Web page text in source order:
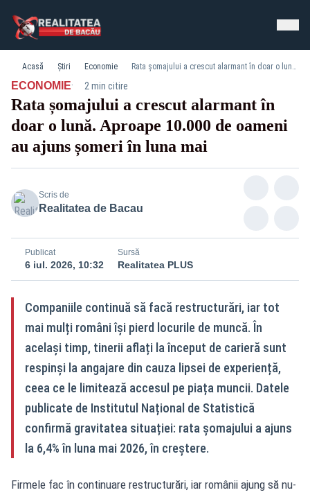
Acasă Știri Economie Rata șomajului a crescut alarmant în doar o lună. Aproape 10.000 de oameni au ajuns șomeri în luna mai
ECONOMIE· 2 min citire
Rata șomajului a crescut alarmant în
doar o lună. Aproape 10.000 de oameni
au ajuns șomeri în luna mai
Scris de
Realitatea de Bacau
Publicat
6 iul. 2026, 10:32
Sursă
Realitatea PLUS
Companiile continuă să facă restructurări, iar tot
mai mulți români își pierd locurile de muncă. În
același timp, tinerii aflați la început de carieră sunt
respinși la angajare din cauza lipsei de experiență,
ceea ce le limitează accesul pe piața muncii. Datele
publicate de Institutul Național de Statistică
confirmă gravitatea situației: rata șomajului a ajuns
la 6,4% în luna mai 2026, în creștere.
Firmele fac în continuare restructurări, iar românii ajung să nu-